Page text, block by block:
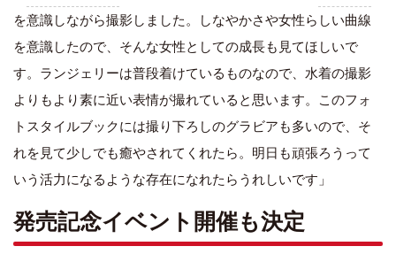
を意識しながら撮影しました。しなやかさや女性らしい曲線
を意識したので、そんな女性としての成長も見てほしいで
す。ランジェリーは普段着けているものなので、水着の撮影
よりもより素に近い表情が撮れていると思います。このフォ
トスタイルブックには撮り下ろしのグラビアも多いので、そ
れを見て少しでも癒やされてくれたら。明日も頑張ろうって
いう活力になるような存在になれたらうれしいです」
発売記念イベント開催も決定